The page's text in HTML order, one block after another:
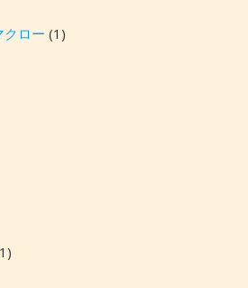
クロー (1)